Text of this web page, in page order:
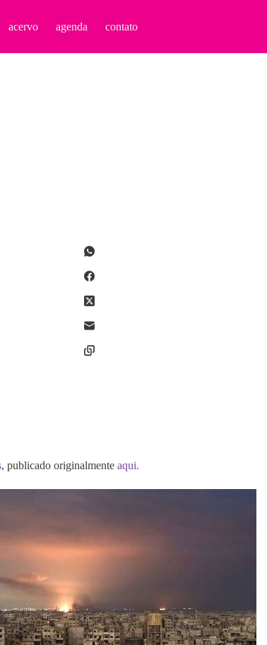
acervo agenda contato
, publicado originalmente aqui.